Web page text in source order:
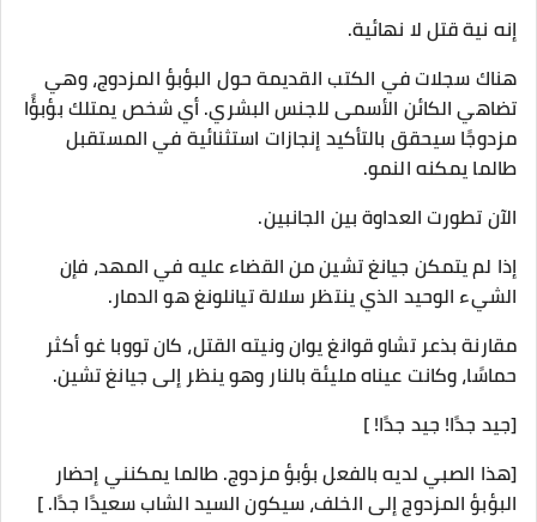
إنه نية قتل لا نهائية.
هناك سجلات في الكتب القديمة حول البؤبؤ المزدوج، وهي
تضاهي الكائن الأسمى للجنس البشري. أي شخص يمتلك بؤبؤًا
مزدوجًا سيحقق بالتأكيد إنجازات استثنائية في المستقبل
طالما يمكنه النمو.
الآن تطورت العداوة بين الجانبين.
إذا لم يتمكن جيانغ تشين من القضاء عليه في المهد، فإن
الشيء الوحيد الذي ينتظر سلالة تيانلونغ هو الدمار.
مقارنة بذعر تشاو قوانغ يوان ونيته القتل، كان تووبا غو أكثر
حماسًا، وكانت عيناه مليئة بالنار وهو ينظر إلى جيانغ تشين.
[جيد جدًا! جيد جدًا! ]
[هذا الصبي لديه بالفعل بؤبؤ مزدوج. طالما يمكنني إحضار
البؤبؤ المزدوج إلى الخلف، سيكون السيد الشاب سعيدًا جدًا. ]